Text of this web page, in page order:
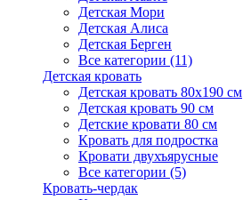
Детская Мори
Детская Алиса
Детская Берген
Все категории (11)
Детская кровать
Детская кровать 80х190 см
Детская кровать 90 см
Детские кровати 80 см
Кровать для подростка
Кровати двухъярусные
Все категории (5)
Кровать-чердак